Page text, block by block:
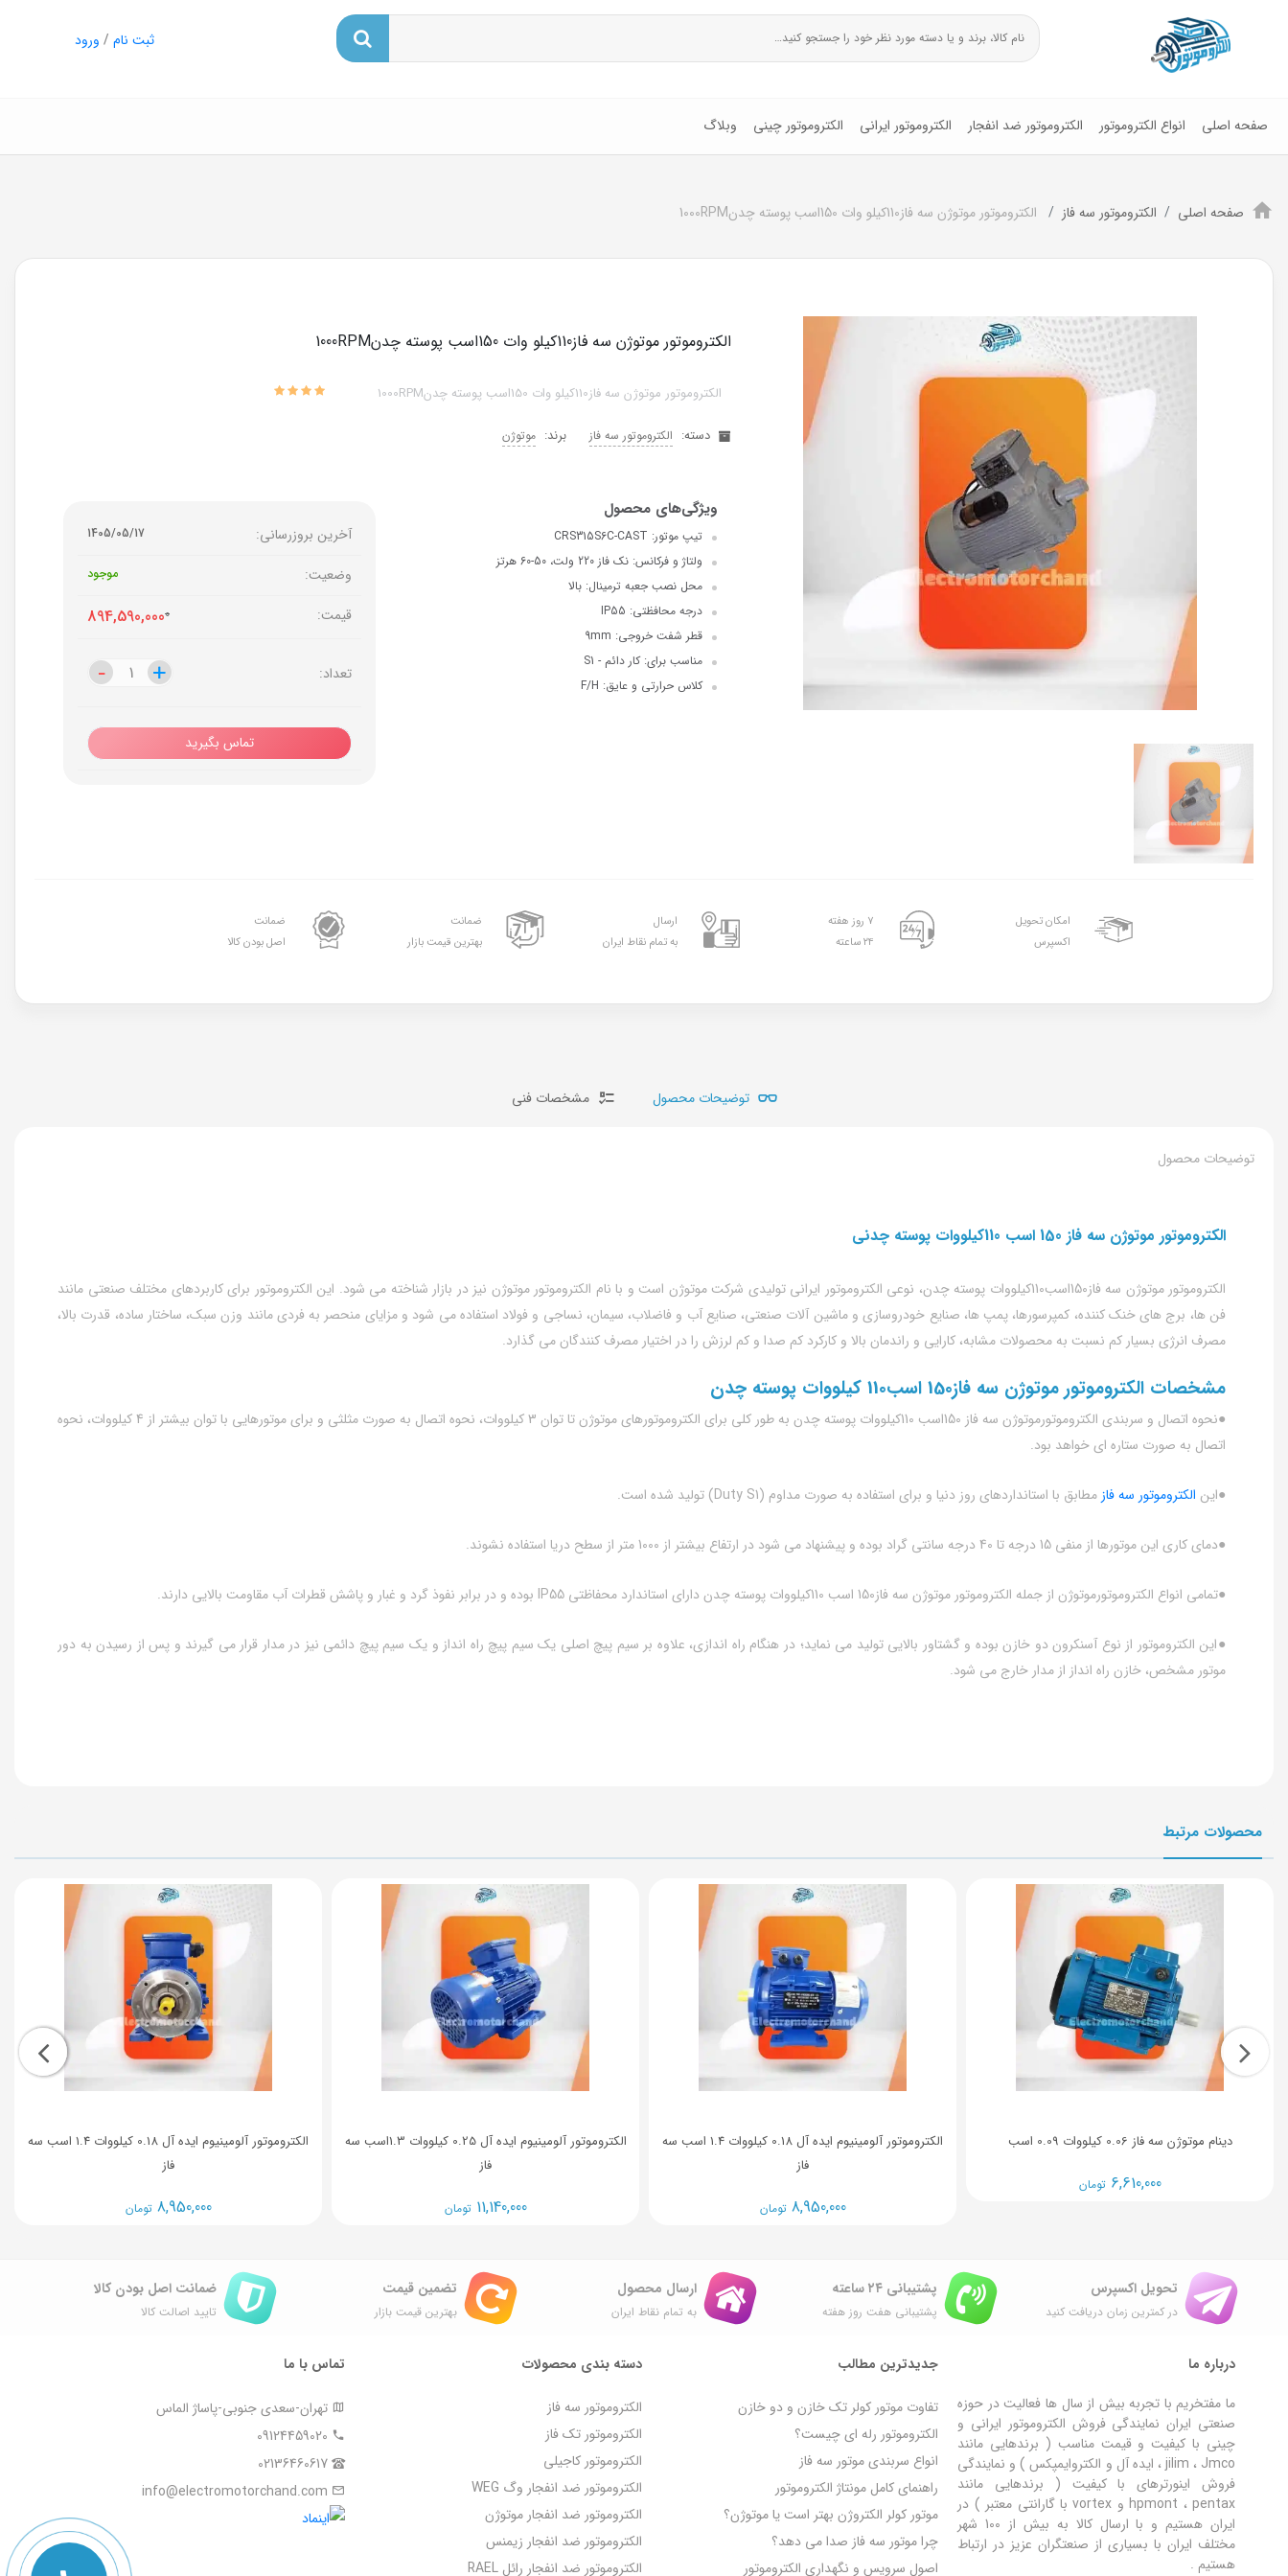
ثبت نام / ورود
صفحه اصلی انواع الکتروموتور الکتروموتور ضد انفجار الکتروموتور ایرانی الکتروموتور چینی وبلاگ
صفحه اصلی الکتروموتور سه فاز الکتروموتور موتوژن سه فاز110کیلو وات 150اسب پوسته چدن1000RPM
الکتروموتور موتوژن سه فاز110کیلو وات 150اسب پوسته چدن1000RPM
الکتروموتور موتوژن سه فاز110کیلو وات 150اسب پوسته چدن1000RPM
دسته: الکتروموتور سه فاز برند: موتوژن
تیپ موتور: CRS315S6C-CAST
ولتاژ و فرکانس: نک فاز 220 ولت، 50-60 هرتز
محل نصب جعبه ترمینال: بالا
درجه محافظتی: IP55
قطر شفت خروجی: 9mm
مناسب برای: کار دائم - S1
کلاس حرارتی و عایق: F/H
آخرین بروزرسانی: 1405/05/17
وضعیت: موجود
قیمت: 894,590,0000
تعداد: +
- +
-
تماس بگیرید
امکان تحویل
اکسپرس
۷ روز هفته
۲۴ ساعته
ارسال
به تمام نقاط ایران
ضمانت
بهترین قیمت بازار
ضمانت
اصل بودن کالا
توضیحات محصول مشخصات فنی
توضیحات محصول
الکتروموتور موتوژن سه فاز 150 اسب 110کیلووات پوسته چدنی
الکتروموتور موتوژن سه فاز150اسب110کیلووات پوسته چدن، نوعی الکتروموتور ایرانی تولیدی شرکت موتوژن است و با نام الکتروموتور موتوژن نیز در بازار شناخته می شود. این الکتروموتور برای کاربردهای مختلف صنعتی مانند
فن ها، برج های خنک کننده، کمپرسورها، پمپ ها، صنایع خودروسازی و ماشین آلات صنعتی، صنایع آب و فاضلاب، سیمان، نساجی و فولاد استفاده می شود و مزایای منحصر به فردی مانند وزن سبک، ساختار ساده، قدرت بالا،
مصرف انرژی بسیار کم نسبت به محصولات مشابه، کارایی و راندمان بالا و کارکرد کم صدا و کم لرزش را در اختیار مصرف کنندگان می گذارد.
مشخصات الکتروموتور موتوژن سه فاز150 اسب110 کیلووات پوسته چدن
●نحوه اتصال و سربندی الکتروموتورموتوژن سه فاز 150اسب 110کیلووات پوسته چدن به طور کلی برای الکتروموتورهای موتوژن تا توان 3 کیلووات، نحوه اتصال به صورت مثلثی و برای موتورهایی با توان بیشتر از 4 کیلووات، نحوه
اتصال به صورت ستاره ای خواهد بود.
●این الکتروموتور سه فاز مطابق با استانداردهای روز دنیا و برای استفاده به صورت مداوم (Duty S1) تولید شده است.
●دمای کاری این موتورها از منفی 15 درجه تا 40 درجه سانتی گراد بوده و پیشنهاد می شود در ارتفاع بیشتر از 1000 متر از سطح دریا استفاده نشوند.
●تمامی انواع الکتروموتورموتوژن از جمله الکتروموتور موتوژن سه فاز150 اسب 110کیلووات پوسته چدن دارای استاندارد محفاظتی IP55 بوده و در برابر نفوذ گرد و غبار و پاشش قطرات آب مقاومت بالایی دارند.
●این الکتروموتور از نوع آسنکرون دو خازن بوده و گشتاور بالایی تولید می نماید؛ در هنگام راه اندازی، علاوه بر سیم پیچ اصلی یک سیم پیچ راه انداز و یک سیم پیچ دائمی نیز در مدار قرار می گیرند و پس از رسیدن به دور
موتور مشخص، خازن راه انداز از مدار خارج می شود.
محصولات مرتبط
دینام موتوژن سه فاز 0.06 کیلووات 0.09 اسب
6,610,000 تومان
الکتروموتور آلومینیوم ایده آل 0.18 کیلووات 1.4 اسب سه
فاز
8,950,000 تومان
الکتروموتور آلومینیوم ایده آل 0.25 کیلووات 1.3اسب سه
فاز
11,140,000 تومان
الکتروموتور آلومینیوم ایده آل 0.18 کیلووات 1.4 اسب سه
فاز
8,950,000 تومان
تحویل اکسپرس
در کمترین زمان دریافت کنید
پشتیبانی ۲۴ ساعته
پشتیبانی هفت روز هفته
ارسال محصول
به تمام نقاط ایران
تضمین قیمت
بهترین قیمت بازار
ضمانت اصل ‌بودن کالا
تایید اصالت کالا
درباره ما
ما مفتخریم با تجربه بیش از سال ها فعالیت در حوزه
صنعتی ایران نمایندگی فروش الکتروموتور ایرانی و
چینی با کیفیت و قیمت مناسب ( برندهایی مانند
jilim ، Jmco ، ایده آل و الکتروایمپکس ) و نمایندگی
فروش اینورترهای با کیفیت ( برندهایی مانند
hpmont ، pentax و vortex با گارانتی معتبر ) در
ایران هستیم و با ارسال کالا به بیش از 100 شهر
مختلف ایران با بسیاری از صنعتگران عزیز در ارتباط
هستیم .
جدیدترین مطالب
تفاوت موتور کولر تک خازن و دو خازن
الکتروموتور رله‌ ای چیست؟
انواع سربندی موتور سه فاز
راهنمای کامل مونتاژ الکتروموتور
موتور کولر الکتروژن بهتر است یا موتوژن؟
چرا موتور سه فاز صدا می‌ دهد؟
اصول سرویس و نگهداری الکتروموتور
دسته بندی محصولات
الکتروموتور سه فاز
الکتروموتور تک فاز
الکتروموتور کاجیلی
الکتروموتور ضد انفجار وگ WEG
الکتروموتور ضد انفجار موتوژن
الکتروموتور ضد انفجار زیمنس
الکتروموتور ضد انفجار رائل RAEL
تماس با ما
تهران-سعدی جنوبی-پاساژ الماس
02136460617